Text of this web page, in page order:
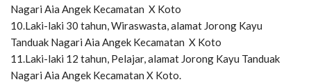
Nagari Aia Angek Kecamatan X Koto
10.Laki-laki 30 tahun, Wiraswasta, alamat Jorong Kayu
Tanduak Nagari Aia Angek Kecamatan X Koto
11.Laki-laki 12 tahun, Pelajar, alamat Jorong Kayu Tanduak
Nagari Aia Angek Kecamatan X Koto.